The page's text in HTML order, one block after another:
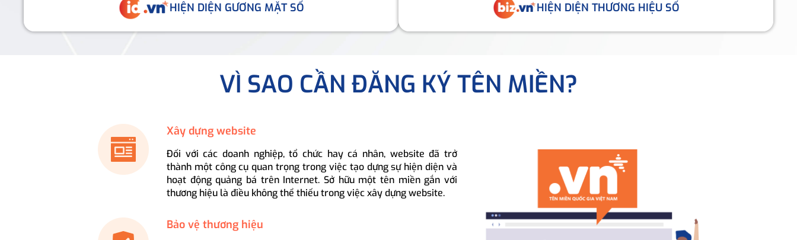
HIỆN DIỆN GƯƠNG MẶT SỐ HIỆN DIỆN THƯƠNG HIỆU SỐ
VÌ SAO CẦN ĐĂNG KÝ TÊN MIỀN?
Xây dựng website
Đối với các doanh nghiệp, tổ chức hay cá nhân, website đã trở
thành một công cụ quan trọng trong việc tạo dựng sự hiện diện và
hoạt động quảng bá trên Internet. Sở hữu một tên miền gắn với
thương hiệu là điều không thể thiếu trong việc xây dựng website.
Bảo vệ thương hiệu